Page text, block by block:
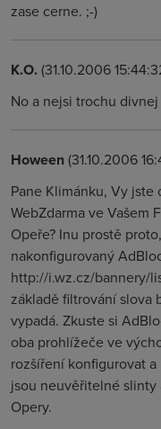
zase cerne. ;-)
K.O. (31.10.2006
No a nejsi trochu divnej
Hoween(31.10.2006
Pane Klimánku, Vy
WebZdarma ve Vašem
Opeře? Inu prostě
nakonfigurovaný
http://i.wz.cz/bannery/
základě filtrování slova
vypadá. Zkuste si
oba prohlížeče ve
rozšíření konfigurovat
jsou neuvěřitelné
Opery.